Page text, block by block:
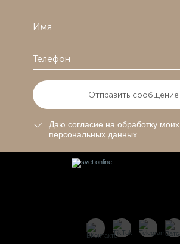
Отправить сообщение
Даю согласие на обработку моих
персональных данных.